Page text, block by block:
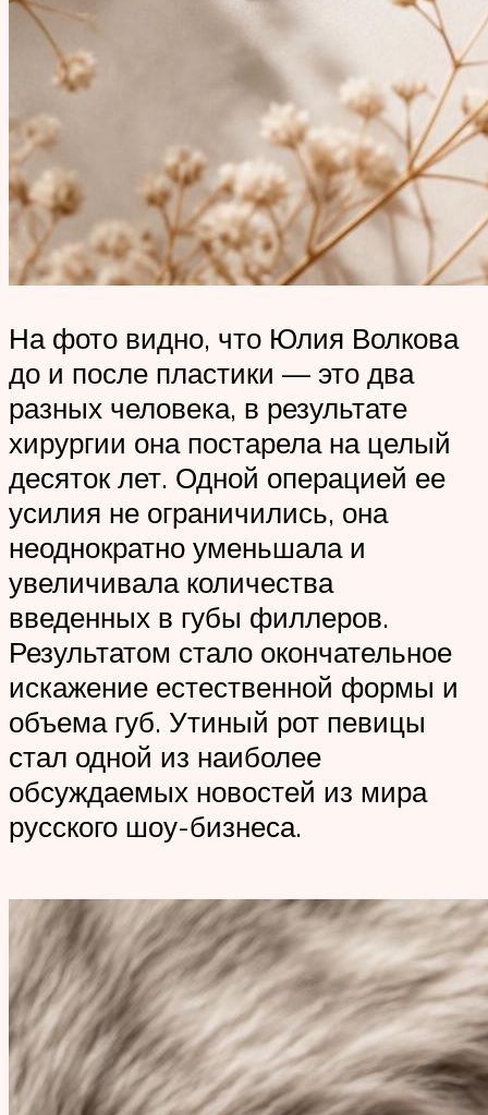
На фото видно, что Юлия Волкова
до и после пластики — это два
разных человека, в результате
хирургии она постарела на целый
десяток лет. Одной операцией ее
усилия не ограничились, она
неоднократно уменьшала и
увеличивала количества
введенных в губы филлеров.
Результатом стало окончательное
искажение естественной формы и
объема губ. Утиный рот певицы
стал одной из наиболее
обсуждаемых новостей из мира
русского шоу-бизнеса.